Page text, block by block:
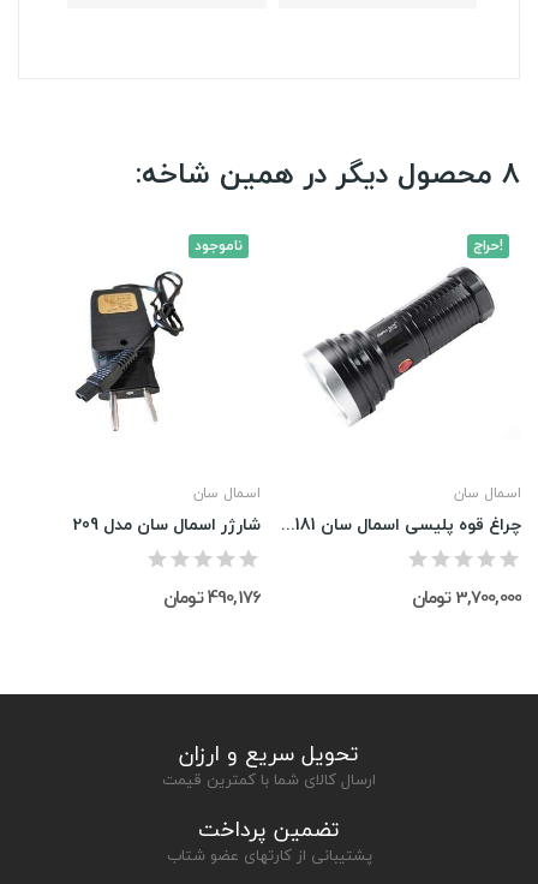
8 محصول دیگر در همین شاخه:
ناموجود
اسمال سان
شارژر اسمال سان مدل 209
490,176 تومان
حراج!
اسمال سان
چراغ قوه پلیسی اسمال سان ZY-T181
3,700,000 تومان
تحویل سریع و ارزان
ارسال کالای شما با کمترین قیمت
تضمین پرداخت
پشتیبانی از کارتهای عضو شتاب